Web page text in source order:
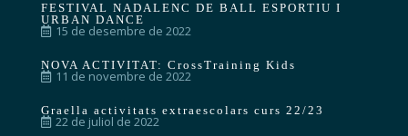
FESTIVAL NADALENC DE BALL ESPORTIU I
URBAN DANCE
15 de desembre de 2022
NOVA ACTIVITAT: CrossTraining Kids
11 de novembre de 2022
Graella activitats extraescolars curs 22/23
22 de juliol de 2022